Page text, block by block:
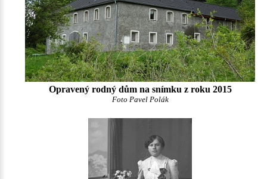
Opravený rodný dům na snímku z roku 2015
Foto Pavel Polák